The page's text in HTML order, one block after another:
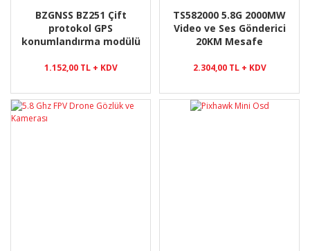
BZGNSS BZ251 Çift
protokol GPS
konumlandırma modülü
1.152,00 TL + KDV
TS582000 5.8G 2000MW
Video ve Ses Gönderici
20KM Mesafe
2.304,00 TL + KDV